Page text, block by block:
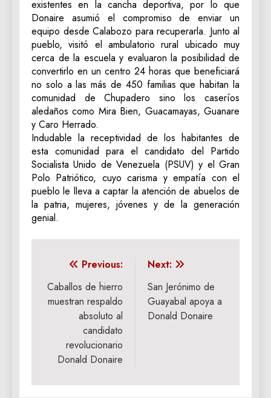
existentes en la cancha deportiva, por lo que
Donaire asumió el compromiso de enviar un
equipo desde Calabozo para recuperarla. Junto al
pueblo, visitó el ambulatorio rural ubicado muy
cerca de la escuela y evaluaron la posibilidad de
convertirlo en un centro 24 horas que beneficiará
no solo a las más de 450 familias que habitan la
comunidad de Chupadero sino los caseríos
aledaños como Mira Bien, Guacamayas, Guanare
y Caro Herrado.
Indudable la receptividad de los habitantes de
esta comunidad para el candidato del Partido
Socialista Unido de Venezuela (PSUV) y el Gran
Polo Patriótico, cuyo carisma y empatía con el
pueblo le lleva a captar la atención de abuelos de
la patria, mujeres, jóvenes y de la generación
genial.
Navegación
de
entradas
Previous:
Caballos de hierro
muestran respaldo
absoluto al
candidato
revolucionario
Donald Donaire
Next:
San Jerónimo de
Guayabal apoya a
Donald Donaire